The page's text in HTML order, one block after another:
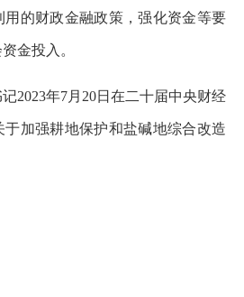
的财政金融政策，强化资金等要
金投入。
年7月20日在二十届中央财经
加强耕地保护和盐碱地综合改造